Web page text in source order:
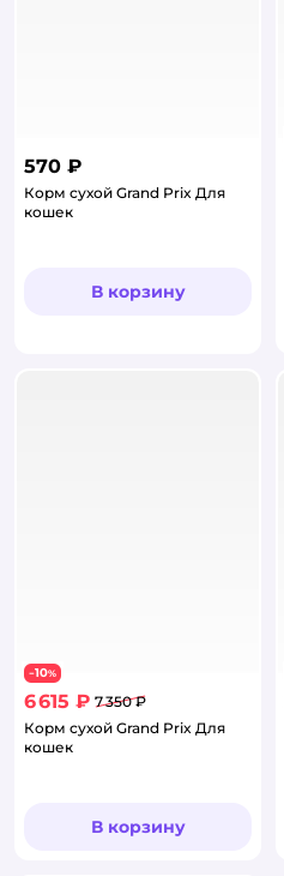
570 ₽
Корм сухой Grand Prix Для
кошек
В корзину
−10%
6 615 ₽ 7 350 ₽
Корм сухой Grand Prix Для
кошек
В корзину